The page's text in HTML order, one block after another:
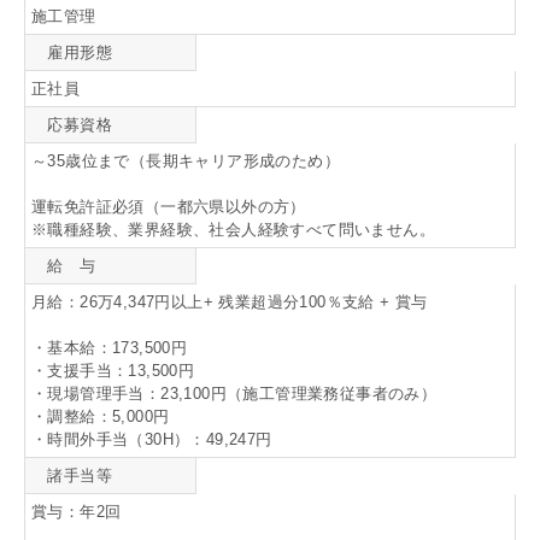
施工管理
雇用形態
正社員
応募資格
～35歳位まで（長期キャリア形成のため）
運転免許証必須（一都六県以外の方）
※職種経験、業界経験、社会人経験すべて問いません。
給 与
月給：26万4,347円以上+ 残業超過分100％支給 + 賞与
・基本給：173,500円
・支援手当：13,500円
・現場管理手当：23,100円（施工管理業務従事者のみ）
・調整給：5,000円
・時間外手当（30H）：49,247円
諸手当等
賞与：年2回